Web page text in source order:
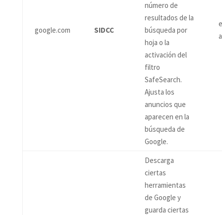
google.com SIDCC
número de
resultados de la
búsqueda por
hoja o la
activación del
filtro
SafeSearch.
Ajusta los
anuncios que
aparecen en la
búsqueda de
Google.
Descarga
ciertas
herramientas
de Google y
guarda ciertas